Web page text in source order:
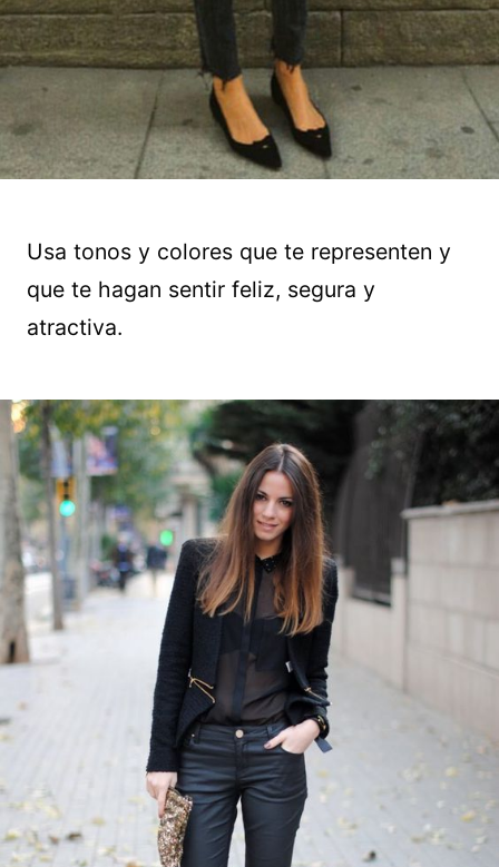
Usa tonos y colores que te representen y
que te hagan sentir feliz, segura y
atractiva.